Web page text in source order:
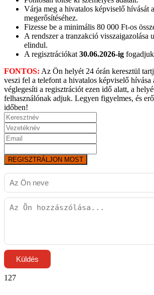
Várja meg a hivatalos képviselő hívását
megerősítéséhez.
Fizesse be a minimális 80 000 Ft-os
A rendszer a tranzakció visszaigazolása
elindul.
A regisztrációkat 30.06.2026-ig
FONTOS: Az Ön helyét 24 órán keresztül
veszi fel a telefont a hivatalos képviselő hívása
véglegesíti a regisztrációt ezen idő alatt, a
felhasználónak adjuk. Legyen figyelmes, és
időben!
REGISZTRÁLJON MOST
Küldés
127